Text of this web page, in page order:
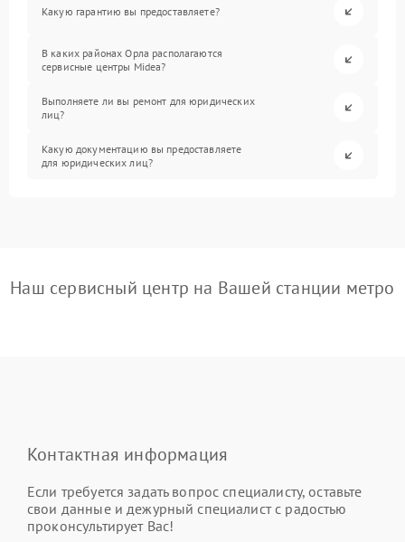
Какую гарантию вы предоставляете?
В каких районах Орла располагаются
сервисные центры Midea?
Выполняете ли вы ремонт для юридических
лиц?
Какую документацию вы предоставляете
для юридических лиц?
Наш сервисный центр на Вашей станции метро
Контактная информация
Если требуется задать вопрос специалисту, оставьте
свои данные и дежурный специалист с радостью
проконсультирует Вас!